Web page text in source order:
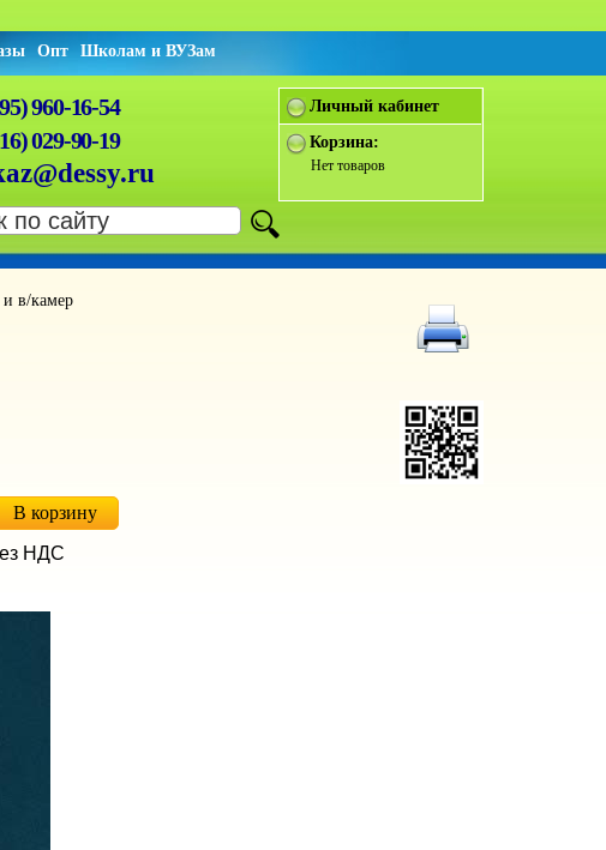
Опт Школам и ВУЗам
960-16-54
029-90-19
Личный кабинет
Корзина:
Нет товаров
в/камер
В корзину
НДС